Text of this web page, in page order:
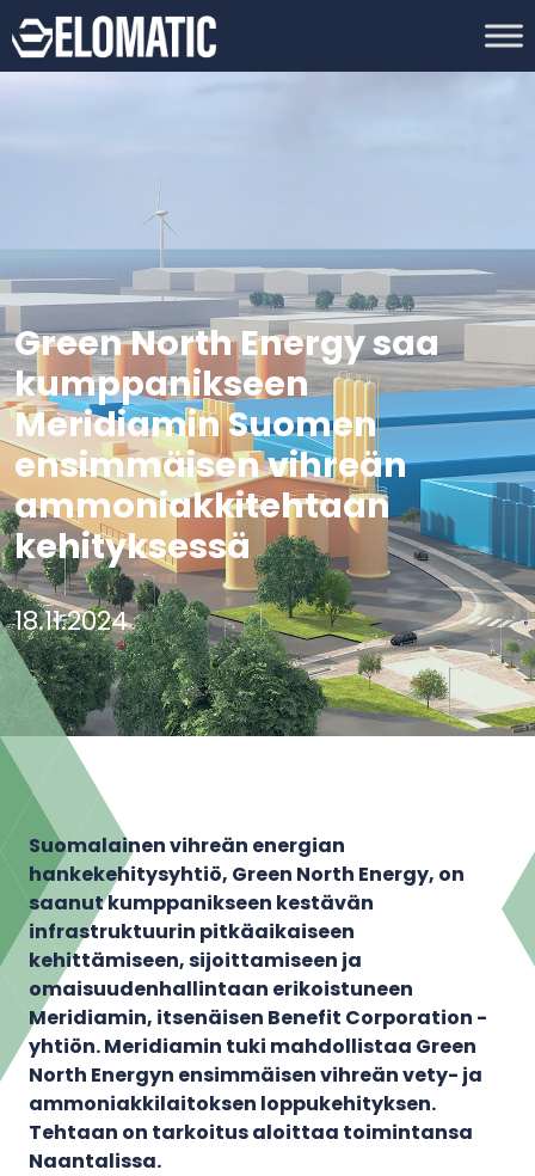
Green North Energy saa
kumppanikseen
Meridiamin Suomen
ensimmäisen vihreän
ammoniakkitehtaan
kehityksessä
18.11.2024
Suomalainen vihreän energian
hankekehitysyhtiö, Green North Energy, on
saanut kumppanikseen kestävän
infrastruktuurin pitkäaikaiseen
kehittämiseen, sijoittamiseen ja
omaisuudenhallintaan erikoistuneen
Meridiamin, itsenäisen Benefit Corporation -
yhtiön. Meridiamin tuki mahdollistaa Green
North Energyn ensimmäisen vihreän vety- ja
ammoniakkilaitoksen loppukehityksen.
Tehtaan on tarkoitus aloittaa toimintansa
Naantalissa.